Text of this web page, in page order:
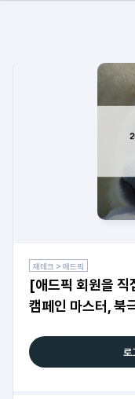
재테크 > 애드픽
[애드픽 회원을
캠페인 마스터, 북
로